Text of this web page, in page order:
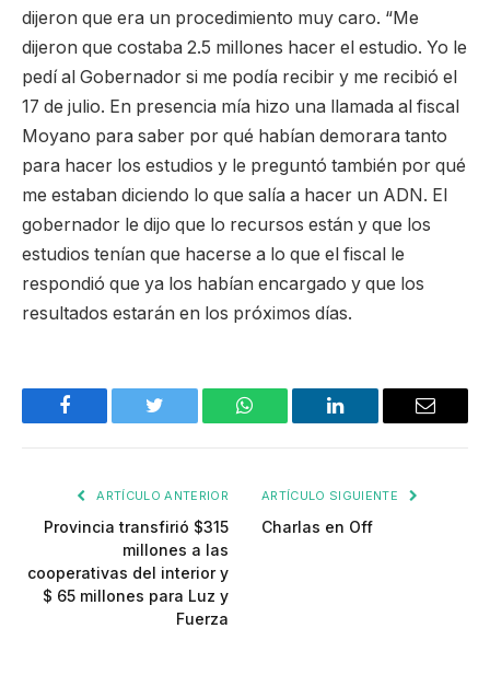
dijeron que era un procedimiento muy caro. “Me
dijeron que costaba 2.5 millones hacer el estudio. Yo le
pedí al Gobernador si me podía recibir y me recibió el
17 de julio. En presencia mía hizo una llamada al fiscal
Moyano para saber por qué habían demorara tanto
para hacer los estudios y le preguntó también por qué
me estaban diciendo lo que salía a hacer un ADN. El
gobernador le dijo que lo recursos están y que los
estudios tenían que hacerse a lo que el fiscal le
respondió que ya los habían encargado y que los
resultados estarán en los próximos días.
Facebook Twitter WhatsApp LinkedIn Email
ARTÍCULO ANTERIOR
Provincia transfirió $315
millones a las
cooperativas del interior y
$ 65 millones para Luz y
Fuerza
ARTÍCULO SIGUIENTE
Charlas en Off